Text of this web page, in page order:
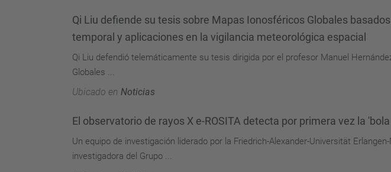
Qi Liu defiende su tesis sobre Mapas Ionosféricos Globales
temporal y aplicaciones en la vigilancia meteorológica espacial
Qi Liu defendió telemáticamente su tesis dirigida por el profesor Manuel
Globales ...
Ubicado en Noticias
El observatorio de rayos X e-ROSITA detecta por primera vez la
Un equipo de investigación liderado por la Friedrich-Alexander-Universität
investigadora del Grupo ...